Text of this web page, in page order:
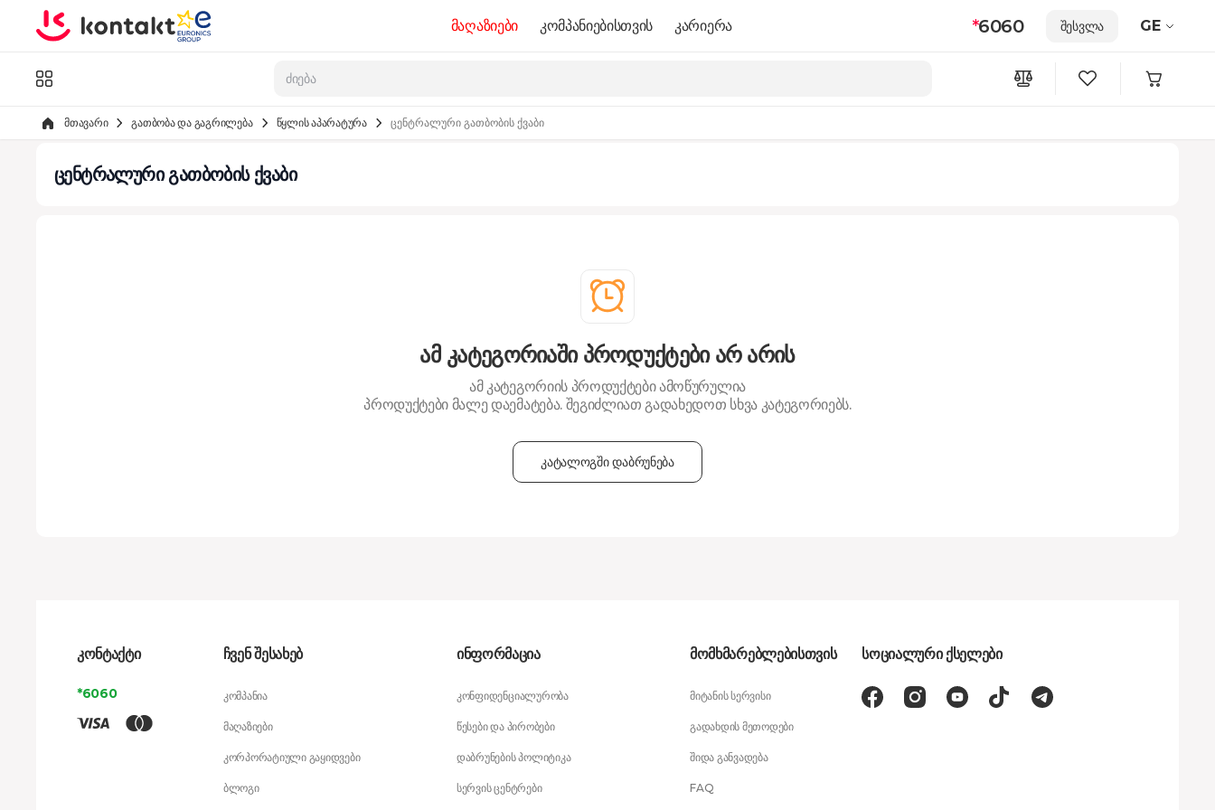
Skip to Content
მაღაზიები
კომპანიებისთვის კარიერა *6060 შესვლა GE
მთავარი გათბობა და გაგრილება წყლის აპარატურა ცენტრალური გათბობის ქვაბი
ცენტრალური გათბობის ქვაბი
ამ კატეგორიაში პროდუქტები არ არის
ამ კატეგორიის პროდუქტები ამოწურულია
პროდუქტები მალე დაემატება. შეგიძლიათ გადახედოთ სხვა კატეგორიებს.
კატალოგში დაბრუნება
კონტაქტი
*6060
ჩვენ შესახებ
კომპანია
მაღაზიები
კორპორატიული გაყიდვები
ბლოგი
ინფორმაცია
კონფიდენციალურობა
წესები და პირობები
დაბრუნების პოლიტიკა
სერვის ცენტრები
მომხმარებლებისთვის
მიტანის სერვისი
გადახდის მეთოდები
შიდა განვადება
FAQ
სოციალური ქსელები